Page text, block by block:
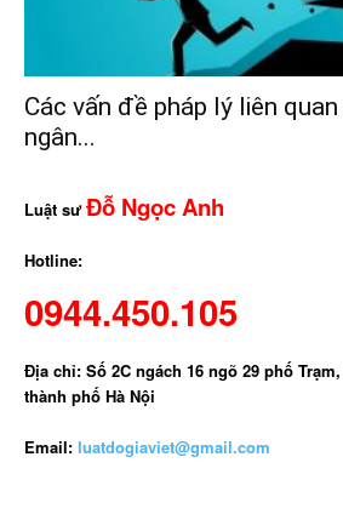
Các vấn đề pháp lý liên
ngân...
Luật sưĐỗ Ngọc Anh
Hotline:
0944.450.105
Địa chỉ: Số 2C ngách 16 ngõ 29 phố
thành phố Hà Nội
Email: luatdogiaviet@gmail.com